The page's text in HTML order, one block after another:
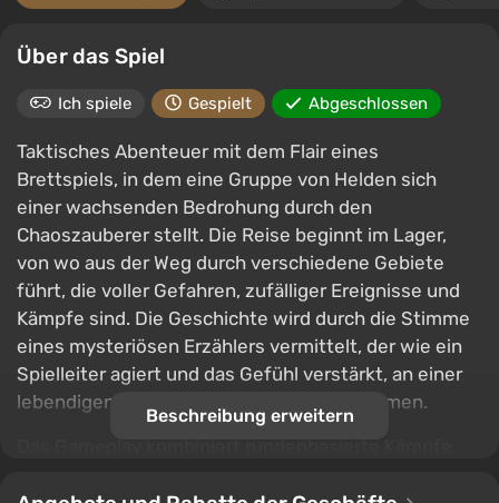
Über das Spiel
Ich spiele Gespielt Abgeschlossen
Taktisches Abenteuer mit dem Flair eines
Brettspiels, in dem eine Gruppe von Helden sich
einer wachsenden Bedrohung durch den
Chaoszauberer stellt. Die Reise beginnt im Lager,
von wo aus der Weg durch verschiedene Gebiete
führt, die voller Gefahren, zufälliger Ereignisse und
Kämpfe sind. Die Geschichte wird durch die Stimme
eines mysteriösen Erzählers vermittelt, der wie ein
Spielleiter agiert und das Gefühl verstärkt, an einer
lebendigen Brettspielkampagne teilzunehmen.
Beschreibung erweitern